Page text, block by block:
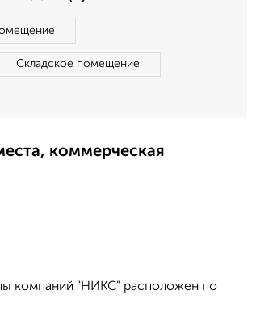
Складское помещение
коммерческая
компаний "НИКС" расположен по